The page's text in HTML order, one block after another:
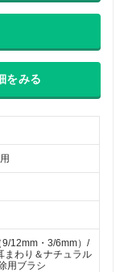
をみる
12mm・3/6mm）/
まわり＆ナチュラル
用ブラシ